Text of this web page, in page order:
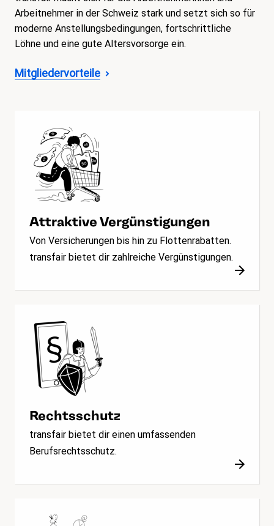
Arbeitnehmer in der Schweiz stark und setzt sich so für
moderne Anstellungsbedingungen, fortschrittliche
Löhne und eine gute Altersvorsorge ein.
Mitgliedervorteile
Attraktive Vergünstigungen
Von Versicherungen bis hin zu Flottenrabatten.
transfair bietet dir zahlreiche Vergünstigungen.
Rechtsschutz
transfair bietet dir einen umfassenden
Berufsrechtsschutz.